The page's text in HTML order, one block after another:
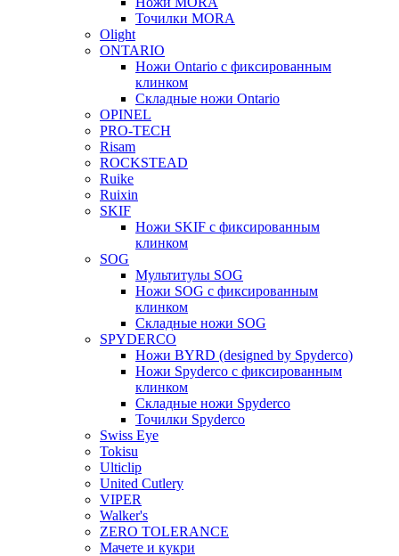
Точилки MORA
Olight
ONTARIO
Ножи Ontario c фиксированным
клинком
Складные ножи Ontario
OPINEL
PRO-TECH
Risam
ROCKSTEAD
Ruike
Ruixin
SKIF
Ножи SKIF с фиксированным
клинком
SOG
Мультитулы SOG
Ножи SOG с фиксированным
клинком
Складные ножи SOG
SPYDERCO
Ножи BYRD (designed by Spyderco)
Ножи Spyderco c фиксированным
клинком
Складные ножи Spyderco
Точилки Spyderco
Swiss Eye
Tokisu
Ulticlip
United Cutlery
VIPER
Walker's
ZERO TOLERANCE
Мачете и кукри